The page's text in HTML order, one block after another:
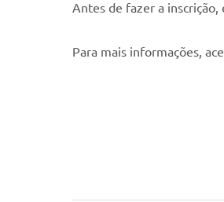
Antes de fazer a
Para mais informações,